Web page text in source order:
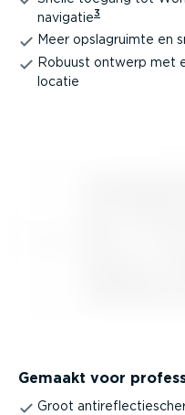
navigatie3
Meer opslag­ruimte en
Robuust ontwerp met
locatie
Gemaakt voor
Groot